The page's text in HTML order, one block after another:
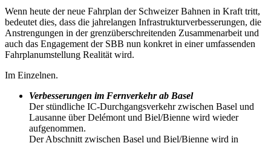
Wenn heute der neue Fahrplan der Schweizer Bahnen in Kraft tritt,
bedeutet dies, dass die jahrelangen Infrastrukturverbesserungen, die
Anstrengungen in der grenzüberschreitenden Zusammenarbeit und
auch das Engagement der SBB nun konkret in einer umfassenden
Fahrplanumstellung Realität wird.
Im Einzelnen.
Verbesserungen im Fernverkehr ab Basel
Der stündliche IC-Durchgangsverkehr zwischen Basel und
Lausanne über Delémont und Biel/Bienne wird wieder
aufgenommen.
Der Abschnitt zwischen Basel und Biel/Bienne wird in